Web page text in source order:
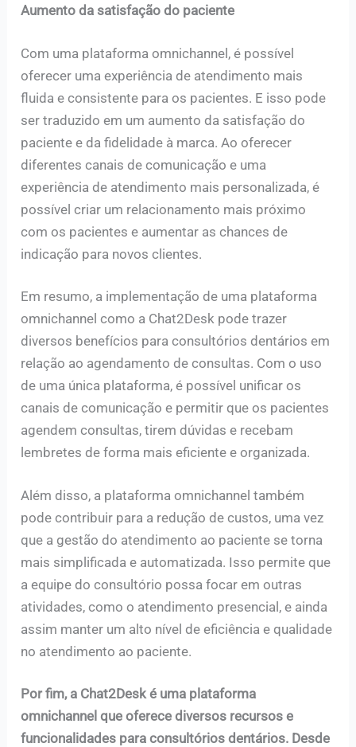
Aumento da satisfação do paciente
Com uma plataforma omnichannel, é possível
oferecer uma experiência de atendimento mais
fluida e consistente para os pacientes. E isso pode
ser traduzido em um aumento da satisfação do
paciente e da fidelidade à marca. Ao oferecer
diferentes canais de comunicação e uma
experiência de atendimento mais personalizada, é
possível criar um relacionamento mais próximo
com os pacientes e aumentar as chances de
indicação para novos clientes.
Em resumo, a implementação de uma plataforma
omnichannel como a Chat2Desk pode trazer
diversos benefícios para consultórios dentários em
relação ao agendamento de consultas. Com o uso
de uma única plataforma, é possível unificar os
canais de comunicação e permitir que os pacientes
agendem consultas, tirem dúvidas e recebam
lembretes de forma mais eficiente e organizada.
Além disso, a plataforma omnichannel também
pode contribuir para a redução de custos, uma vez
que a gestão do atendimento ao paciente se torna
mais simplificada e automatizada. Isso permite que
a equipe do consultório possa focar em outras
atividades, como o atendimento presencial, e ainda
assim manter um alto nível de eficiência e qualidade
no atendimento ao paciente.
Por fim, a Chat2Desk é uma plataforma
omnichannel que oferece diversos recursos e
funcionalidades para consultórios dentários. Desde